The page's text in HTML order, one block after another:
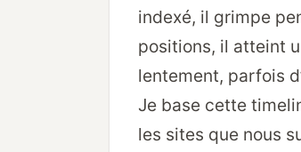
indexé, il grimpe
positions, il atteint
lentement, parfois
Je base cette
les sites que nous